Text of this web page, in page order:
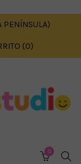
PENÍNSULA)
0
0